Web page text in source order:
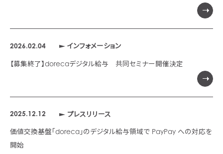
2026.02.04 インフォメーション
【募集終了】dorecaデジタル給与 共同セミナー開催決定
2025.12.12 プレスリリース
価値交換基盤「doreca」のデジタル給与領域で PayPay への対応を
開始